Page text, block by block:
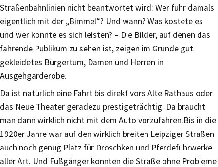
Straßenbahnlinien nicht beantwortet wird: Wer fuhr damals
eigentlich mit der „Bimmel“? Und wann? Was kostete es
und wer konnte es sich leisten? – Die Bilder, auf denen das
fahrende Publikum zu sehen ist, zeigen im Grunde gut
gekleidetes Bürgertum, Damen und Herren in
Ausgehgarderobe.
Da ist natürlich eine Fahrt bis direkt vors Alte Rathaus oder
das Neue Theater geradezu prestigeträchtig. Da braucht
man dann wirklich nicht mit dem Auto vorzufahren.Bis in die
1920er Jahre war auf den wirklich breiten Leipziger Straßen
auch noch genug Platz für Droschken und Pferdefuhrwerke
aller Art. Und Fußgänger konnten die Straße ohne Probleme